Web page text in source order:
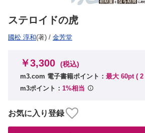
ステロイドの虎
國松 淳和(著) / 金芳堂
￥3,300 (税込)
m3.com 電子書籍ポイント： 最大 60pt ( 2
m3ポイント： 1%相当
お気に入り登録